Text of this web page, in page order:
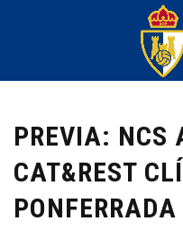
PREVIA: NCS
CAT&REST
PONFERRADA